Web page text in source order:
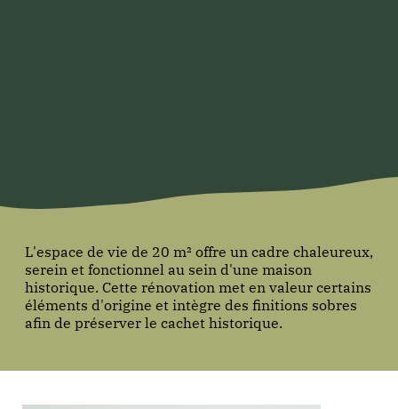
L'espace de vie de 20 m² offre un cadre chaleureux,
serein et fonctionnel au sein d'une maison
historique. Cette rénovation met en valeur certains
éléments d'origine et intègre des finitions sobres
afin de préserver le cachet historique.